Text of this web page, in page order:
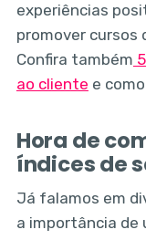
experiências
promover cursos
Confira também
ao cliente e
Hora de
índices de
Já falamos em
a importância de